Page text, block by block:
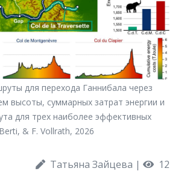
для перехода Ганнибала через
высоты, суммарных затрат энергии и
для трех наиболее эффективных
& F. Vollrath, 2026
Татьяна Зайцева | 12